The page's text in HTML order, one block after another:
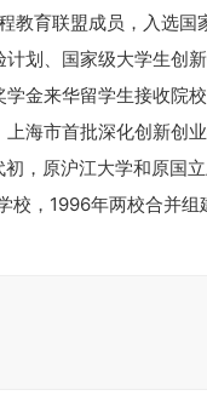
育联盟成员，入选国
划、国家级大学生创
金来华留学生接收院
海市首批深化创新创
，原沪江大学和原国
，1996年两校合并